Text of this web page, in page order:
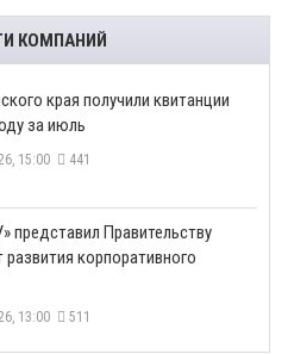
КОМПАНИЙ
края получили квитанции
за июль
15:00 441
представил Правительству
развития корпоративного
13:00 511